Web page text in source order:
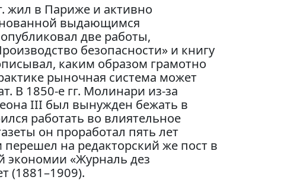
жил в Париже и активно
выдающимся
две работы,
безопасности» и книгу
каким образом грамотно
рыночная система может
В 1850-е гг. Молинари из-за
III был вынужден бежать в
работать во влиятельное
он проработал пять лет
на редакторский же пост в
экономии «Журналь дез
(1881–1909).